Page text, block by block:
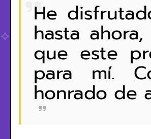
He
hasta
que este
para mí.
honrado de